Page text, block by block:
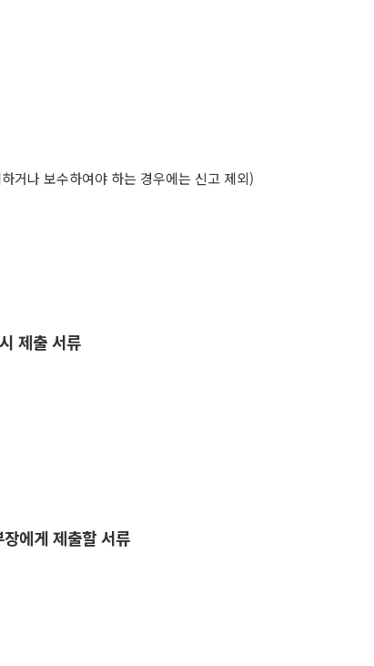
거나 보수하여야 하는 경우에는 신고 제외)
시 제출 서류
에게 제출할 서류